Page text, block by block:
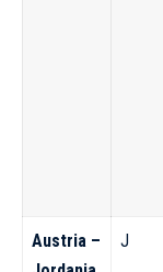
Austria –
J